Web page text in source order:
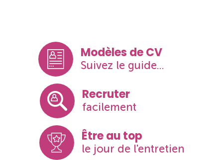
Modèles de CV
Suivez le guide...
Recruter
facilement
Être au top
le jour de l'entretien